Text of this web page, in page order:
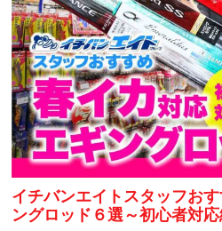
イチバンエイトスタッフお
ングロッド６選～初心者対応